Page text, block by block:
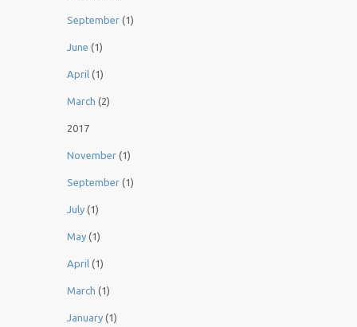
September (1)
June (1)
April (1)
March (2)
2017
November (1)
September (1)
July (1)
May (1)
April (1)
March (1)
January (1)